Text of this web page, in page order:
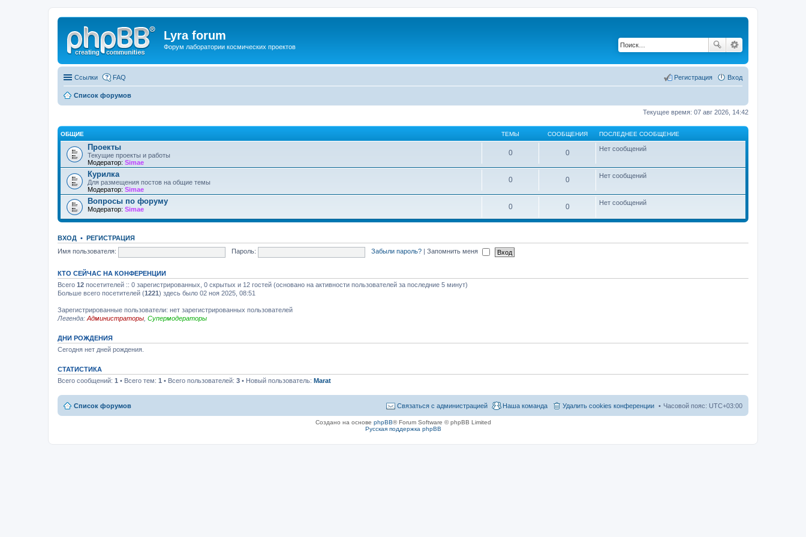
Lyra forum
Форум лаборатории космических проектов
Ссылки FAQ Вход
Регистрация
Список форумов
Текущее время: 07 авг 2026, 14:42
ОБЩИЕ ТЕМЫ СООБЩЕНИЯ ПОСЛЕДНЕЕ СООБЩЕНИЕ
Проекты
Текущие проекты и работы
Модератор: Simae
0 0 Нет сообщений
Курилка
Для размещения постов на общие темы
Модератор: Simae
0 0 Нет сообщений
Вопросы по форуму
Модератор: Simae 0 0 Нет сообщений
ВХОД • РЕГИСТРАЦИЯ
Имя пользователя:
Пароль: Забыли пароль? Запомнить меня
КТО СЕЙЧАС НА КОНФЕРЕНЦИИ
Всего 12 посетителей :: 0 зарегистрированных, 0 скрытых и 12 гостей (основано на активности пользователей за последние 5 минут)
Больше всего посетителей (1221) здесь было 02 ноя 2025, 08:51
Зарегистрированные пользователи: нет зарегистрированных пользователей
Легенда: Администраторы Супермодераторы
ДНИ РОЖДЕНИЯ
Сегодня нет дней рождения.
СТАТИСТИКА
Всего сообщений: 1 • Всего тем: 1 • Всего пользователей: 3 • Новый пользователь: Marat
Список форумов Часовой пояс: UTC+03:00
Удалить cookies конференции
Наша команда
Связаться с администрацией
Создано на основе phpBB® Forum Software © phpBB Limited
Русская поддержка phpBB